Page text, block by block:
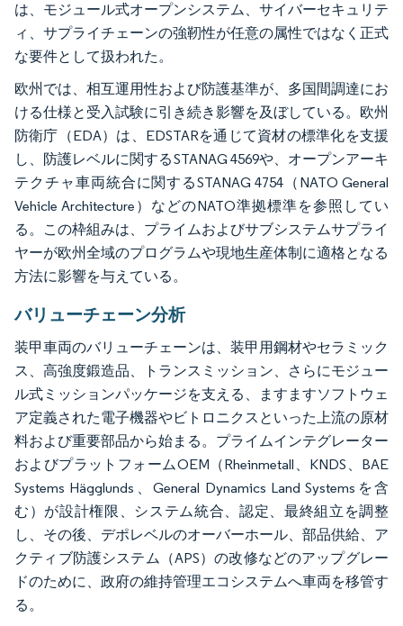
は、モジュール式オープンシステム、サイバーセキュリテ
ィ、サプライチェーンの強靭性が任意の属性ではなく正式
な要件として扱われた。
欧州では、相互運用性および防護基準が、多国間調達にお
ける仕様と受入試験に引き続き影響を及ぼしている。欧州
防衛庁（EDA）は、EDSTARを通じて資材の標準化を支援
し、防護レベルに関するSTANAG 4569や、オープンアーキ
テクチャ車両統合に関するSTANAG 4754（NATO General
Vehicle Architecture）などのNATO準拠標準を参照してい
る。この枠組みは、プライムおよびサブシステムサプライ
ヤーが欧州全域のプログラムや現地生産体制に適格となる
方法に影響を与えている。
バリューチェーン分析
装甲車両のバリューチェーンは、装甲用鋼材やセラミック
ス、高強度鍛造品、トランスミッション、さらにモジュー
ル式ミッションパッケージを支える、ますますソフトウェ
ア定義された電子機器やビトロニクスといった上流の原材
料および重要部品から始まる。プライムインテグレーター
およびプラットフォームOEM（Rheinmetall、KNDS、BAE
Systems Hägglunds、General Dynamics Land Systemsを含
む）が設計権限、システム統合、認定、最終組立を調整
し、その後、デポレベルのオーバーホール、部品供給、ア
クティブ防護システム（APS）の改修などのアップグレー
ドのために、政府の維持管理エコシステムへ車両を移管す
る。